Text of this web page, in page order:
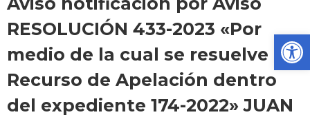
RESOLUCIÓN 433-2023 «Por
medio de la cual se resuelve un
Recurso de Apelación dentro
del expediente 174-2022» JUAN